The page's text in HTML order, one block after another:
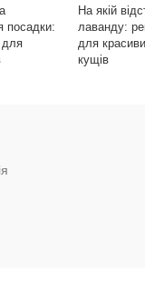
посадки:
для
На якій
лаванду:
для
кущів